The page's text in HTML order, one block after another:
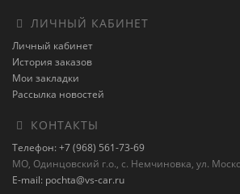
ЛИЧНЫЙ КАБИНЕТ
Личный кабинет
История заказов
Мои закладки
Рассылка новостей
КОНТАКТЫ
Телефон: +7 (968) 561-73-69
МО, Одинцовский г.о., с. Немчиновка, ул.
E-mail: pochta@vs-car.ru